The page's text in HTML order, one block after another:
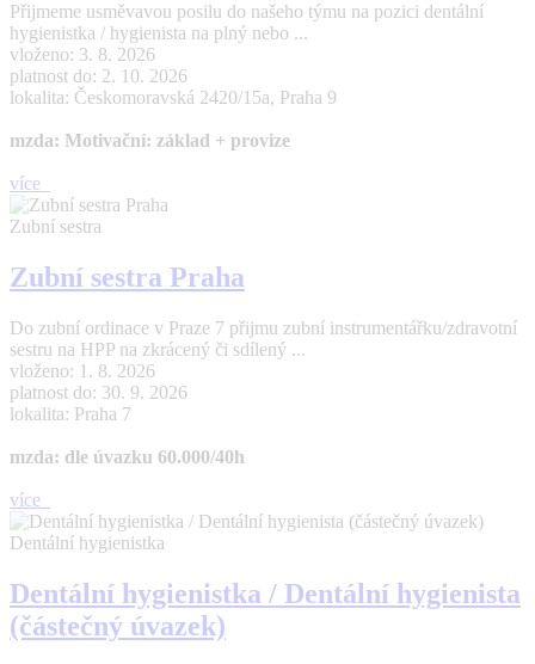
Přijmeme usměvavou posilu do našeho týmu na pozici dentální
hygienistka / hygienista na plný nebo ...
vloženo: 3. 8. 2026
platnost do: 2. 10. 2026
lokalita: Českomoravská 2420/15a, Praha 9
mzda: Motivační: základ + provize
více
Zubní sestra
Zubní sestra Praha
Do zubní ordinace v Praze 7 přijmu zubní instrumentářku/zdravotní
sestru na HPP na zkrácený či sdílený ...
vloženo: 1. 8. 2026
platnost do: 30. 9. 2026
lokalita: Praha 7
mzda: dle úvazku 60.000/40h
více
Dentální hygienistka
Dentální hygienistka / Dentální hygienista
(částečný úvazek)